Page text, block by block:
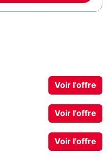
Voir l'offre
Voir l'offre
Voir l'offre